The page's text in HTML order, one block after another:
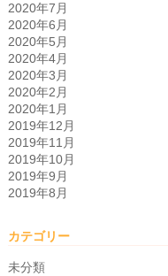
2020年7月
2020年6月
2020年5月
2020年4月
2020年3月
2020年2月
2020年1月
2019年12月
2019年11月
2019年10月
2019年9月
2019年8月
カテゴリー
未分類